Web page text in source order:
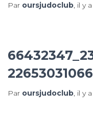
Par oursjudoclub, il y a
Par oursjudoclub, il y a